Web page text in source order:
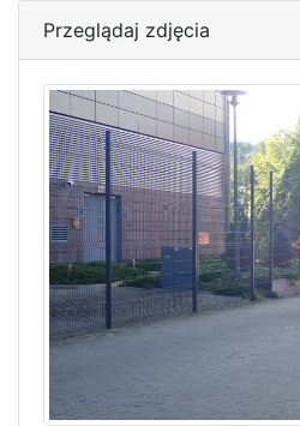
Przeglądaj zdjęcia